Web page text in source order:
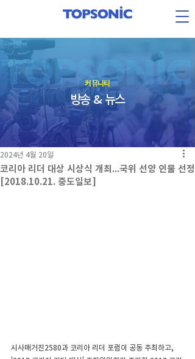
​커뮤니티
방송 & 뉴스
코리아 리더 대상 시상식 개최...국위 선양 인물 선정
[2018.10.21. 중도일보]
2024년 4월 20일
시사매거진2580과 코리아 리더 포럼이 공동 주최하고,